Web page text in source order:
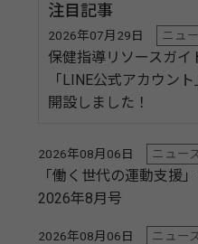
注目記事
2026年07月29日 ニュ
保健指導リソースガイ
「LINE公式アカウント
開設しました！
2026年08月06日 ニュース
「働く世代の運動支援
2026年8月号
2026年08月06日 ニュース